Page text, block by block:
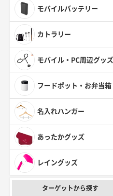
モバイルバッテリー
カトラリー
モバイル・PC周辺グッズ
フードポット・お弁当箱
名入れハンガー
あったかグッズ
レイングッズ
ターゲットから探す